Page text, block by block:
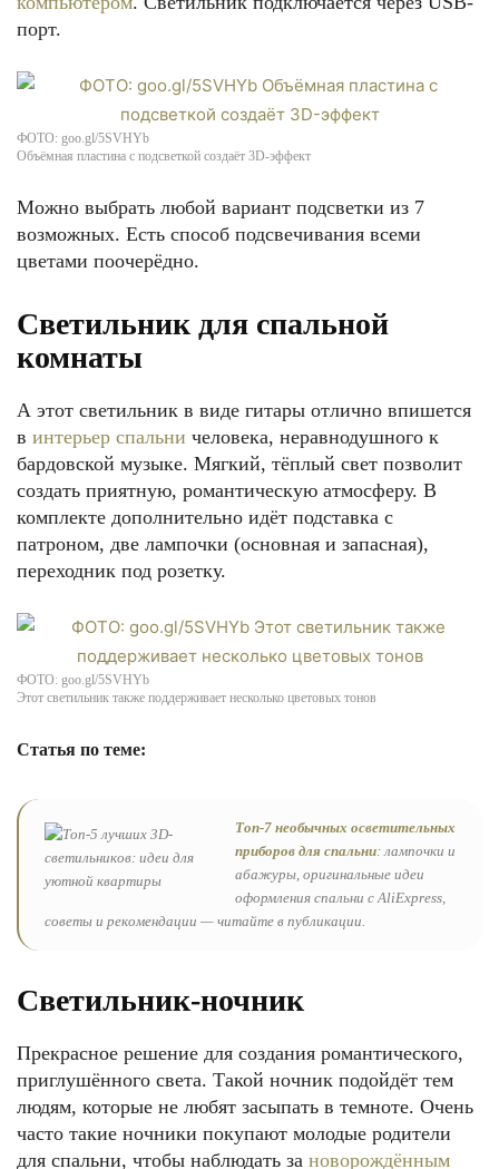
порт.
ФОТО: goo.gl/5SVHYb
Объёмная пластина с подсветкой создаёт 3D-эффект
Можно выбрать любой вариант подсветки из 7
возможных. Есть способ подсвечивания всеми
цветами поочерёдно.
Светильник для спальной
комнаты
А этот светильник в виде гитары отлично впишется
в интерьер спальни человека, неравнодушного к
бардовской музыке. Мягкий, тёплый свет позволит
создать приятную, романтическую атмосферу. В
комплекте дополнительно идёт подставка с
патроном, две лампочки (основная и запасная),
переходник под розетку.
ФОТО: goo.gl/5SVHYb
Этот светильник также поддерживает несколько цветовых тонов
Статья по теме:
Топ-7 необычных осветительных
приборов для спальни: лампочки и
абажуры, оригинальные идеи
оформления спальни с AliExpress,
советы и рекомендации — читайте в публикации.
Светильник-ночник
Прекрасное решение для создания романтического,
приглушённого света. Такой ночник подойдёт тем
людям, которые не любят засыпать в темноте. Очень
часто такие ночники покупают молодые родители
для спальни, чтобы наблюдать за новорождённым